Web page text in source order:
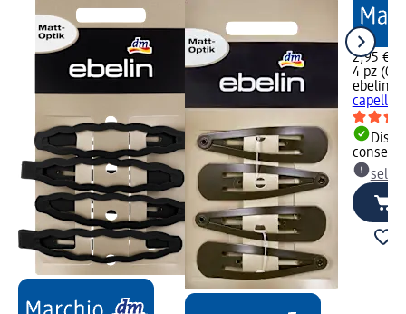
2,95 €
4 pz
ebelin
capelli,